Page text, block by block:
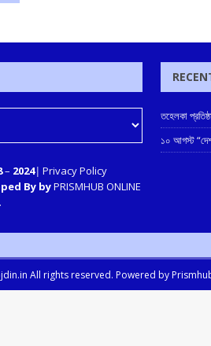
– 2024| Privacy Policy
By byPRISMHUB ONLINE
তহেলকা
১০ আগস্ট
All rights reserved. Powered by